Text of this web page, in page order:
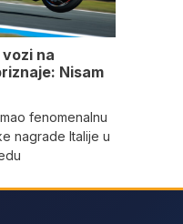
na
Nisam
fenomenalnu
nagrade Italije u